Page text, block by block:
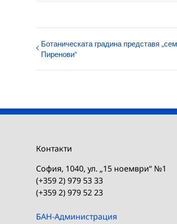
Ботаническата градина представя
Пиренови“
Контакти
София, 1040, ул. „15 ноември“ №1
(+359 2) 979 53 33
(+359 2) 979 52 23
БАН-Администрация